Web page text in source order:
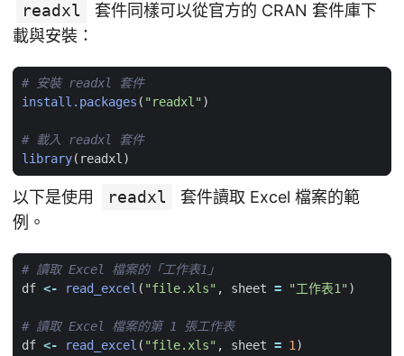
readxl
套件同樣可以從官方的 CRAN 套件庫下
載與安裝：
# 安裝 readxl 套件
install.packages ( "readxl")
# 載入 readxl 套件
library( readxl)
以下是使用 readxl
套件讀取 Excel 檔案的範
例。
# 讀取 Excel 檔案的「工作表1」
df <- read_excel ( "file.xls" , sheet = "工作表1")
# 讀取 Excel 檔案的第 1 張工作表
df <- read_excel ( "file.xls" , sheet = 1)